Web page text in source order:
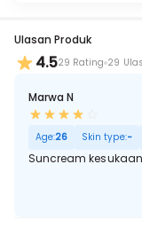
Ulasan Produk
4.529 Rating 29
Marwa N
Age:26 Skin type:-